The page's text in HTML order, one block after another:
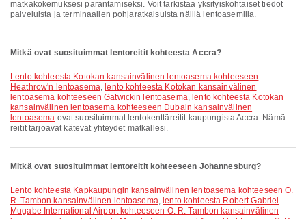
matkakokemuksesi parantamiseksi. Voit tarkistaa yksityiskohtaiset tiedot
palveluista ja terminaalien pohjaratkaisuista näillä lentoasemilla.
Mitkä ovat suosituimmat lentoreitit kohteesta Accra?
lento kohteesta Kotokan kansainvälinen lentoasema kohteeseen
Heathrow'n lentoasema, lento kohteesta Kotokan kansainvälinen
lentoasema kohteeseen Gatwickin lentoasema, lento kohteesta Kotokan
kansainvälinen lentoasema kohteeseen Dubain kansainvälinen
lentoasema ovat suosituimmat lentokenttäreitit kaupungista Accra. Nämä
reitit tarjoavat kätevät yhteydet matkallesi.
Mitkä ovat suosituimmat lentoreitit kohteeseen Johannesburg?
lento kohteesta Kapkaupungin kansainvälinen lentoasema kohteeseen O.
R. Tambon kansainvälinen lentoasema, lento kohteesta Robert Gabriel
Mugabe International Airport kohteeseen O. R. Tambon kansainvälinen